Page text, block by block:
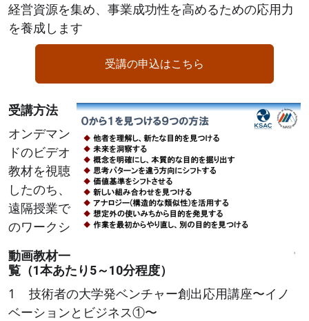
経営資源を集め、事業成功性を高めるための応用力
を養成します
受講の申込はこちら
Image
受講方法
オンデマン
ドのビデオ
教材を視聴
したのち、
遠隔授業で
のワークシ
動画教材一
覧（1本あたり5～10分程度）
1 技術者の大学発ベンチャー創出応用講座〜イノ
ベーションとビジネス①〜